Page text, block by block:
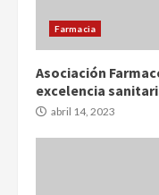
Farmacia
Asociación
excelencia
abril 14, 2023